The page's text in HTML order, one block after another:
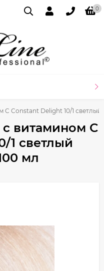
0
C Constant Delight 10/1
витамином C
1 светлый
мл